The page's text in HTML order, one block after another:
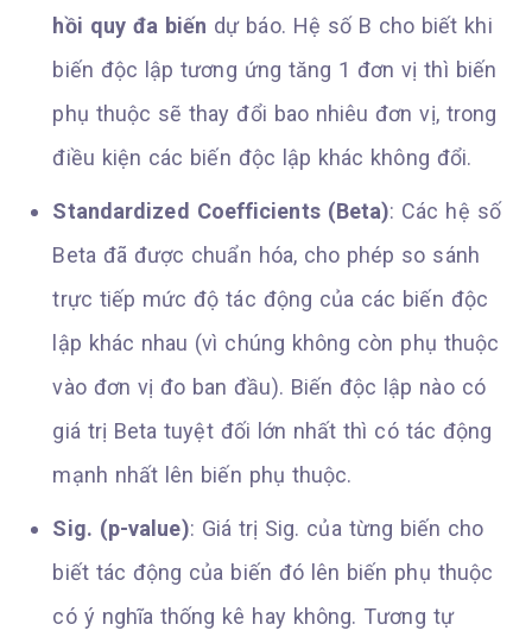
hồi quy đa biến dự báo. Hệ số B cho biết khi
biến độc lập tương ứng tăng 1 đơn vị thì biến
phụ thuộc sẽ thay đổi bao nhiêu đơn vị, trong
điều kiện các biến độc lập khác không đổi.
Standardized Coefficients (Beta): Các hệ số
Beta đã được chuẩn hóa, cho phép so sánh
trực tiếp mức độ tác động của các biến độc
lập khác nhau (vì chúng không còn phụ thuộc
vào đơn vị đo ban đầu). Biến độc lập nào có
giá trị Beta tuyệt đối lớn nhất thì có tác động
mạnh nhất lên biến phụ thuộc.
Sig. (p-value): Giá trị Sig. của từng biến cho
biết tác động của biến đó lên biến phụ thuộc
có ý nghĩa thống kê hay không. Tương tự